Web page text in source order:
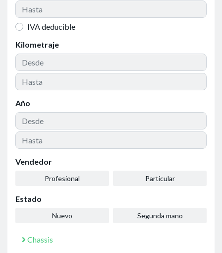
IVA deducible
Kilometraje
Año
Vendedor
Profesional Particular
Estado
Nuevo Segunda mano
Chassis